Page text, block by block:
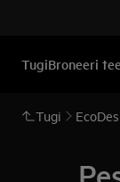
TugiBroneeri
Tugi